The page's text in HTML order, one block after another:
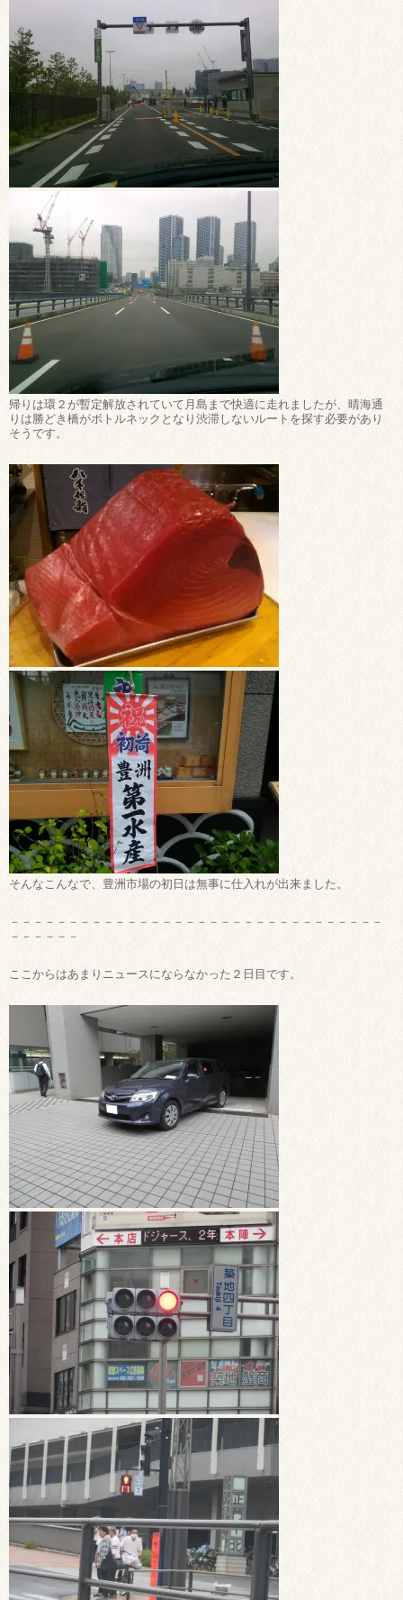
帰りは環２が暫定解放されていて月島まで快適に走れましたが、晴海通
りは勝どき橋がボトルネックとなり渋滞しないルートを探す必要があり
そうです。
そんなこんなで、豊洲市場の初日は無事に仕入れが出来ました。
－－－－－－－－－－－－－－－－－－－－－－－－－－－－－－－－
－－－－－－
ここからはあまりニュースにならなかった２日目です。